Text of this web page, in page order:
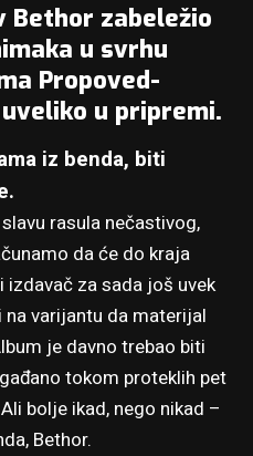
Bethor zabeležio
u svrhu
Propoved-
u pripremi.
iz benda, biti
rasula nečastivog,
da će do kraja
za sada još uvek
varijantu da materijal
je davno trebao biti
tokom proteklih pet
bolje ikad, nego nikad –
Bethor.